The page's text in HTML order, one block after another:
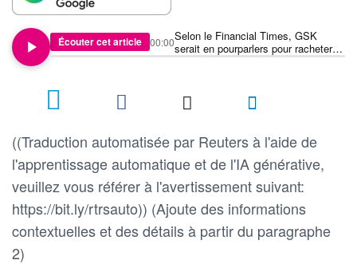
Écouter cet article
Selon le Financial Times, GSK
serait en pourparlers pour racheter la
société de biotechnologie
00:00
((Traduction automatisée par Reuters à l'aide de
l'apprentissage automatique et de l'IA générative,
veuillez vous référer à l'avertissement suivant:
https://bit.ly/rtrsauto)) (Ajoute des informations
contextuelles et des détails à partir du paragraphe
2)